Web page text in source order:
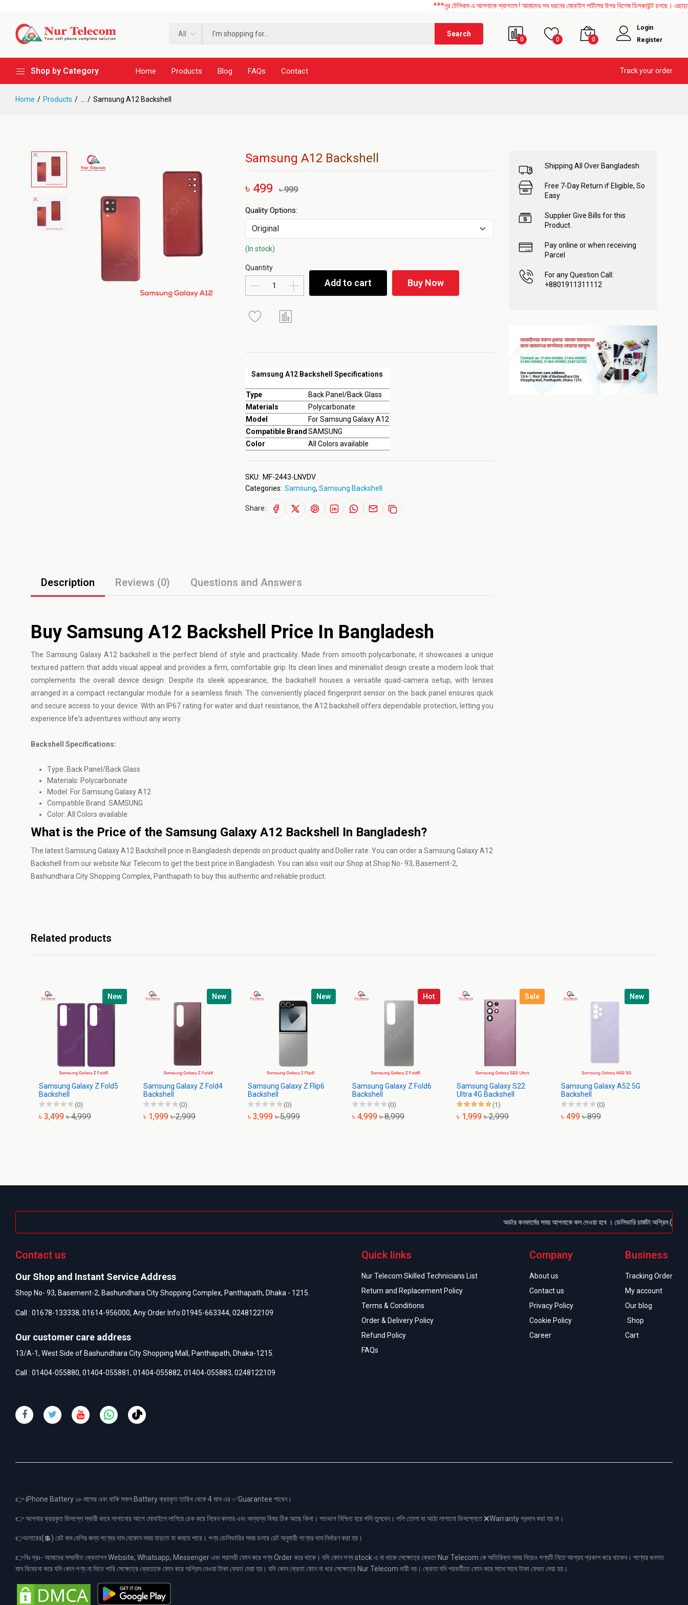
***নূর টেলিকম এ আপনাকে স্বাগতম ! আমাদের সব ধরনের মোবাইল পার্টসের উপর বিশেষ ডিসকাউন্ট চলছে। এছাড়াও
All Search
0 0 0
Login
Register
Shop by Category Home Products Blog FAQs Contact Track your order
Home Products Samsung A12 Backshell
Samsung A12 Backshell
৳ 499 ৳ 999
Samsung A12 Backshell Specifications
Type
Back Panel/Back Glass
Materials
Polycarbonate
Model
For Samsung Galaxy A12
Compatible Brand SAMSUNG
Color
All Colors available
Quality Options:
(In stock)
Quantity
Add to cart Buy Now
SKU: MF-2443-LNVDV
Categories: Samsung, Samsung Backshell
Share:
Description Reviews (0) Questions and Answers
Buy Samsung A12 Backshell Price In Bangladesh
The Samsung GalaxyA12 backshell is the perfect blend of style and practicality. Made from smooth polycarbonate, it showcases a unique
textured pattern that adds visual appeal and provides a firm, comfortable grip. Its clean lines and minimalist design create a modern look that
complements the overall device design. Despite its sleek appearance, the backshell houses a versatile quad-camera setup, with lenses
arranged in a compact rectangular module for a seamless finish. The conveniently placed fingerprint sensor on the back panel ensures quick
and secure access to your device. With an IP67 rating for water and dust resistance, the A12 backshell offers dependable protection, letting you
experience life's adventures without any worry.
Backshell Specifications:
Type: Back Panel/Back Glass
Materials: Polycarbonate
Model: For Samsung Galaxy A12
Compatible Brand: SAMSUNG
Color: All Colors available
What is the Price of the Samsung Galaxy A12 Backshell In Bangladesh?
The latest Samsung Galaxy A12 Backshell price in Bangladesh depends on product quality and Doller rate. You can order a Samsung Galaxy A12
Backshell from our website Nur Telecom to get the best price in Bangladesh. You can also visit our Shop at Shop No- 93, Basement-2,
Bashundhara City Shopping Complex, Panthapath to buy this authentic and reliable product.
Shipping All Over Bangladesh
Free 7-Day Return if Eligible, So
Easy
Supplier Give Bills for this
Product.
Pay online or when receiving
Parcel
For any Question Call:
+8801911311112
Related products
New
Samsung Galaxy Z Fold5
Backshell
(0)
৳ 3,499 ৳ 4,999
New
Samsung Galaxy Z Fold4
Backshell
(0)
৳ 1,999 ৳ 2,999
New
Samsung Galaxy Z Flip6
Backshell
(0)
৳ 3,999 ৳ 5,999
Hot
Samsung Galaxy Z Fold6
Backshell
(0)
৳ 4,999 ৳ 8,999
Sale
Samsung Galaxy S22
Ultra 4G Backshell
(1)
৳ 1,999 ৳ 2,999
New
Samsung Galaxy A52 5G
Backshell
(0)
৳ 499 ৳ 899
অর্ডার কনফার্মের সময় আপনাকে কল দেওয়া হবে । ডেলিভারি চার্জটা অগ্রিম
Contact us
Our Shop and Instant Service Address
Shop No- 93, Basement-2, Bashundhara City Shopping Complex, Panthapath, Dhaka - 1215.
Call : 01678-133338, 01614-956000, Any Order Info:01945-663344, 0248122109
Our customer care address
13/A-1, West Side of Bashundhara City Shopping Mall, Panthapath, Dhaka-1215.
Call : 01404-055880, 01404-055881, 01404-055882, 01404-055883, 0248122109
Quick links
Nur Telecom Skilled Technicians List
Return and Replacement Policy
Terms & Conditions
Order & Delivery Policy
Refund Policy
FAQs
Company
About us
Contact us
Privacy Policy
Cookie Policy
Career
Business
Tracking Order
My account
Our blog
Shop
Cart
👉 iPhone Battery ১৮ মাসের এবং বাকি সকল Battery ক্রয়কৃত তারিখ থেকে 4 মাস এর ✅Guarantee পাবেন।
👉 আপনার ক্রয়কৃত ডিসপ্লে স্থায়ী ভাবে লাগানোর আগে মোবাইলে লাগিয়ে চেক করে নিবেন কালার এবং অন্যান্য বিষয় ঠিক আছে কিনা। শতভাগ নিশ্চিত হয়ে পলি তুলবেন। পলি তোলা বা আঠা লাগানো ডিসপ্লেতে ❌Warranty প্রদান করা হয় না।
👉ডলারের(💲) রেট কম বেশির জন্য পণ্যের দাম যেকোন সময় বাড়তে বা কমতে পারে। পণ্য ডেলিভারির সময় ডলার রেট অনুযায়ী পণ্যের দাম নির্ধারণ করা হয়।
👉বিঃ দ্রঃ- আমাদের সম্মানীত ক্রেতাগন Website, Whatsapp, Messenger এবং সরাসরী ফোন করে পণ্য Order করে থাকে। যদি কোন পণ্য stock এ না থাকে সেক্ষেত্রে ক্রেতা Nur Telecom কে অতিরিক্ত সময় দিয়েও পণ্যটি নিতে আগ্রহ প্রকাশ করে থাকেন। পণ্যের গুনগত
মান বিবেচনা করে যদি কোন পণ্য না দিতে পারি সেক্ষেত্রে ক্রেতাকে ফোন করে অগ্রিম নেওয়া টাকা ফেরত দেয়া হয়। যদি কোন ক্রেতা ফোন না ধরে সেক্ষেত্রে Nur Telecom দায়ী নয়। ক্রেতা যদি পরবর্তীতে ফোন করে সাথে সাথে টাকা ফেরত দেয়া হয়।